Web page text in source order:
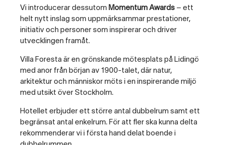
Vi introducerar dessutom Momentum Awards – ett
helt nytt inslag som uppmärksammar prestationer,
initiativ och personer som inspirerar och driver
utvecklingen framåt.
Villa Foresta är en grönskande mötesplats på Lidingö
med anor från början av 1900-talet,där natur,
arkitektur och människor möts i en inspirerande miljö
med utsikt över Stockholm.
Hotellet erbjuder ett större antal dubbelrum samt ett
begränsat antal enkelrum. För att fler ska kunna delta
rekommenderar vi i första hand delat boende i